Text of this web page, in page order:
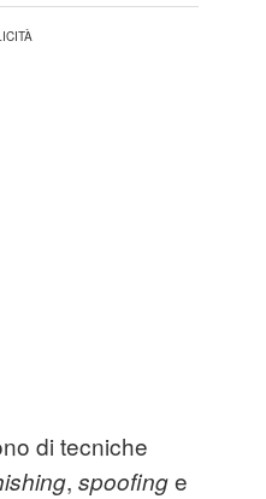
di tecniche
, spoofinge